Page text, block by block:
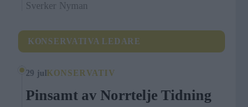
Sverker Nyman
KONSERVATIVA LEDARE
29 jul KONSERVATIV
Pinsamt av Norrtelje Tidning